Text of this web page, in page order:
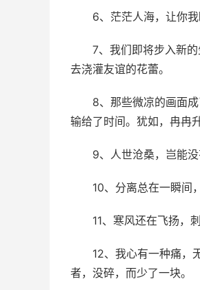
6、茫茫人海，让你
7、我们即将步入新
去浇灌友谊的花蕾。
8、那些微凉的画面
输给了时间。犹如，冉冉
9、人世沧桑，岂能
10、分离总在一瞬间
11、寒风还在飞扬，
12、我心有一种痛，
者，没碎，而少了一块。